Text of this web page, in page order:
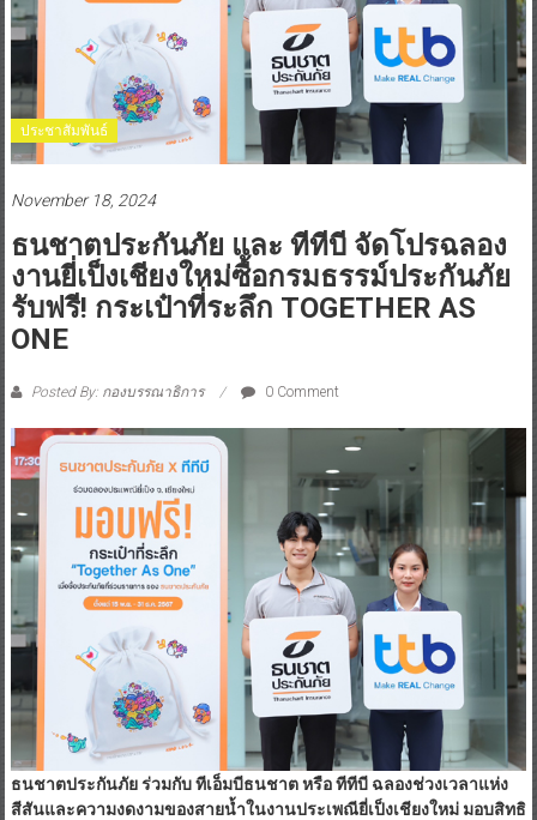
ประชาสัมพันธ์
November 18, 2024
ธนชาตประกันภัย และ ทีทีบี จัดโปรฉลอง
งานยี่เป็งเชียงใหม่ซื้อกรมธรรม์ประกันภัย
รับฟรี! กระเป๋าที่ระลึก TOGETHER AS
ONE
Posted By: กองบรรณาธิการ 0 Comment
ธนชาตประกันภัย ร่วมกับ ทีเอ็มบีธนชาต หรือ ทีทีบี ฉลองช่วงเวลาแห่ง
สีสันและความงดงามของสายน้ำในงานประเพณียี่เป็งเชียงใหม่ มอบสิทธิ